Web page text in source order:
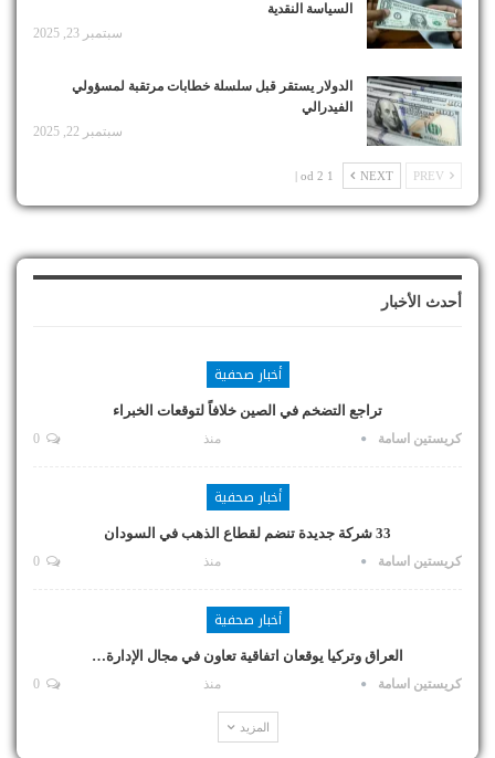
السياسة النقدية
سبتمبر 23, 2025
الدولار يستقر قبل سلسلة خطابات مرتقبة لمسؤولي
الفيدرالي
سبتمبر 22, 2025
NEXT
1 od 2 |
أحدث الأخبار
أخبار صحفية
تراجع التضخم في الصين خلافاً لتوقعات الخبراء
كريستين اسامة منذ
أخبار صحفية
33 شركة جديدة تنضم لقطاع الذهب في السودان
كريستين اسامة منذ
أخبار صحفية
العراق وتركيا يوقعان اتفاقية تعاون في مجال الإدارة…
كريستين اسامة منذ
المزيد